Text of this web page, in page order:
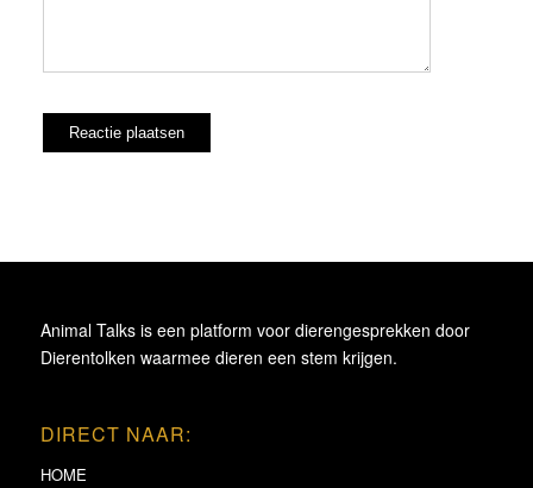
Animal Talks is een platform voor dierengesprekken door
Dierentolken waarmee dieren een stem krijgen.
DIRECT NAAR:
HOME